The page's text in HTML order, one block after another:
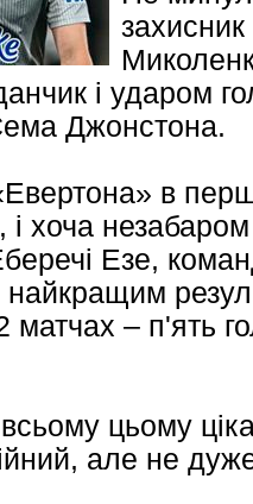
і ударом
Джонстона.
в
і хоча
Езе,
– п'ять
цьому
але не